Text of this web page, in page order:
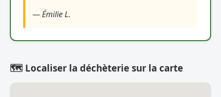
— Émilie L.
🗺️ Localiser la déchèterie sur la carte